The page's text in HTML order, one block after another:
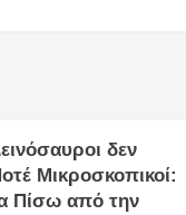
δεν
Μικροσκοπικοί:
Πίσω από την